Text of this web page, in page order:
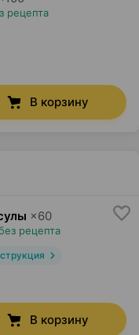
рецепта
В корзину
×60
рецепта
В корзину